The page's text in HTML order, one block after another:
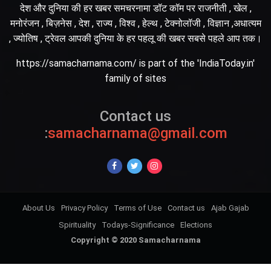
देश और दुनिया की हर खबर समचरनामा डॉट कॉम पर राजनीती , खेल ,
मनोरंजन , बिज़नेस , देश , राज्य , विश्व , हेल्थ , टेक्नोलॉजी , विज्ञान ,अधात्यम
, ज्योतिष , ट्रेवल आपकी दुनिया के हर पहलू की खबर सबसे पहले आप तक।
https://samacharnama.com/ is part of the 'IndiaToday.in'
family of sites
Contact us
:samacharnama@gmail.com
Copyright © 2020 Samacharnama
About Us Privacy Policy Terms of Use Contact us
Ajab Gajab
Spirituality
Todays-Significance Elections